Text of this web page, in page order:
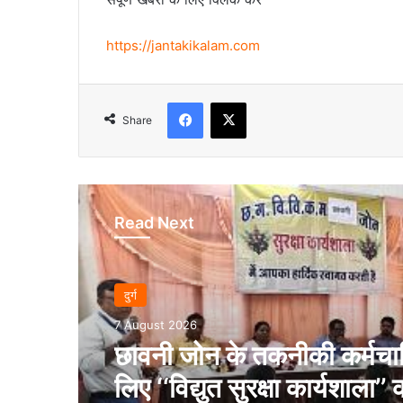
https://jantakikalam.com
Share
Facebook
X
Read Next
दुर्ग
7 August 2026
छावनी जोन के तकनीकी
लिए ‘‘विद्युत सुरक्षा कार्यशाला’’